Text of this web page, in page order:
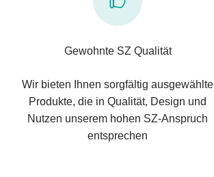
Gewohnte SZ Qualität
Wir bieten Ihnen sorgfältig ausgewählte
Produkte, die in Qualität, Design und
Nutzen unserem hohen SZ-Anspruch
entsprechen